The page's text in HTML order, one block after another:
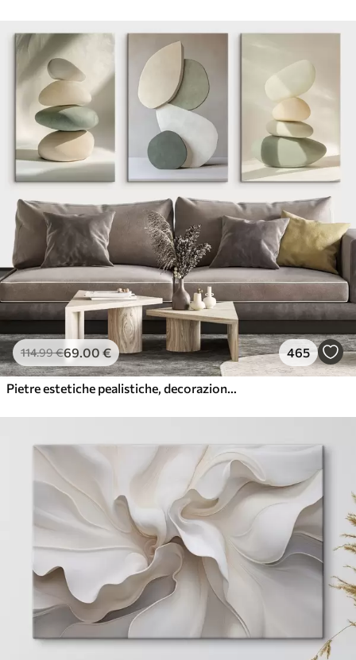
114.99€69.00 € 465
Pietre estetiche pealistiche, decorazione della casa, illuminazione naturale